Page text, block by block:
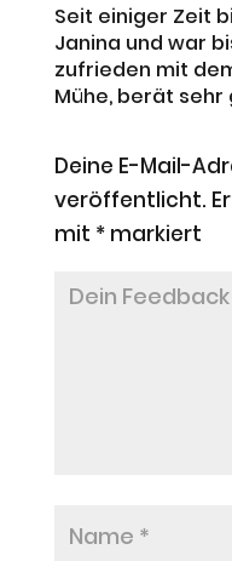
Seit einiger Zeit
Janina und war
zufrieden mit
Mühe, berät sehr
Deine E-Mail-
veröffentlicht.
mit *markiert